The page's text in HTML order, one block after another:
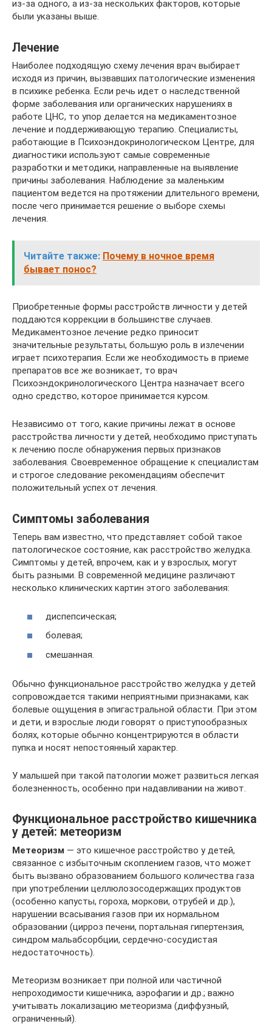
из-за одного, а из-за нескольких факторов, которые
были указаны выше.
Лечение
Наиболее подходящую схему лечения врач выбирает
исходя из причин, вызвавших патологические изменения
в психике ребенка. Если речь идет о наследственной
форме заболевания или органических нарушениях в
работе ЦНС, то упор делается на медикаментозное
лечение и поддерживающую терапию. Специалисты,
работающие в Психоэндокринологическом Центре, для
диагностики используют самые современные
разработки и методики, направленные на выявление
причины заболевания. Наблюдение за маленьким
пациентом ведется на протяжении длительного времени,
после чего принимается решение о выборе схемы
лечения.
Читайте также: Почему в ночное время
бывает понос?
Приобретенные формы расстройств личности у детей
поддаются коррекции в большинстве случаев.
Медикаментозное лечение редко приносит
значительные результаты, большую роль в излечении
играет психотерапия. Если же необходимость в приеме
препаратов все же возникает, то врач
Психоэндокринологического Центра назначает всего
одно средство, которое принимается курсом.
Независимо от того, какие причины лежат в основе
расстройства личности у детей, необходимо приступать
к лечению после обнаружения первых признаков
заболевания. Своевременное обращение к специалистам
и строгое следование рекомендациям обеспечит
положительный успех от лечения.
Симптомы заболевания
Теперь вам известно, что представляет собой такое
патологическое состояние, как расстройство желудка.
Симптомы у детей, впрочем, как и у взрослых, могут
быть разными. В современной медицине различают
несколько клинических картин этого заболевания:
диспепсическая;
болевая;
смешанная.
Обычно функциональное расстройство желудка у детей
сопровождается такими неприятными признаками, как
болевые ощущения в эпигастральной области. При этом
и дети, и взрослые люди говорят о приступообразных
болях, которые обычно концентрируются в области
пупка и носят непостоянный характер.
У малышей при такой патологии может развиться легкая
болезненность, особенно при надавливании на живот.
Функциональное расстройство кишечника
у детей: метеоризм
Метеоризм — это кишечное расстройство у детей,
связанное с избыточным скоплением газов, что может
быть вызвано образованием большого количества газа
при употреблении целлюлозосодержащих продуктов
(особенно капусты, гороха, моркови, отрубей и др.),
нарушении всасывания газов при их нормальном
образовании (цирроз печени, портальная гипертензия,
синдром мальабсорбции, сердечно-сосудистая
недостаточность).
Метеоризм возникает при полной или частичной
непроходимости кишечника, аэрофагии и др.; важно
учитывать локализацию метеоризма (диффузный,
ограниченный).